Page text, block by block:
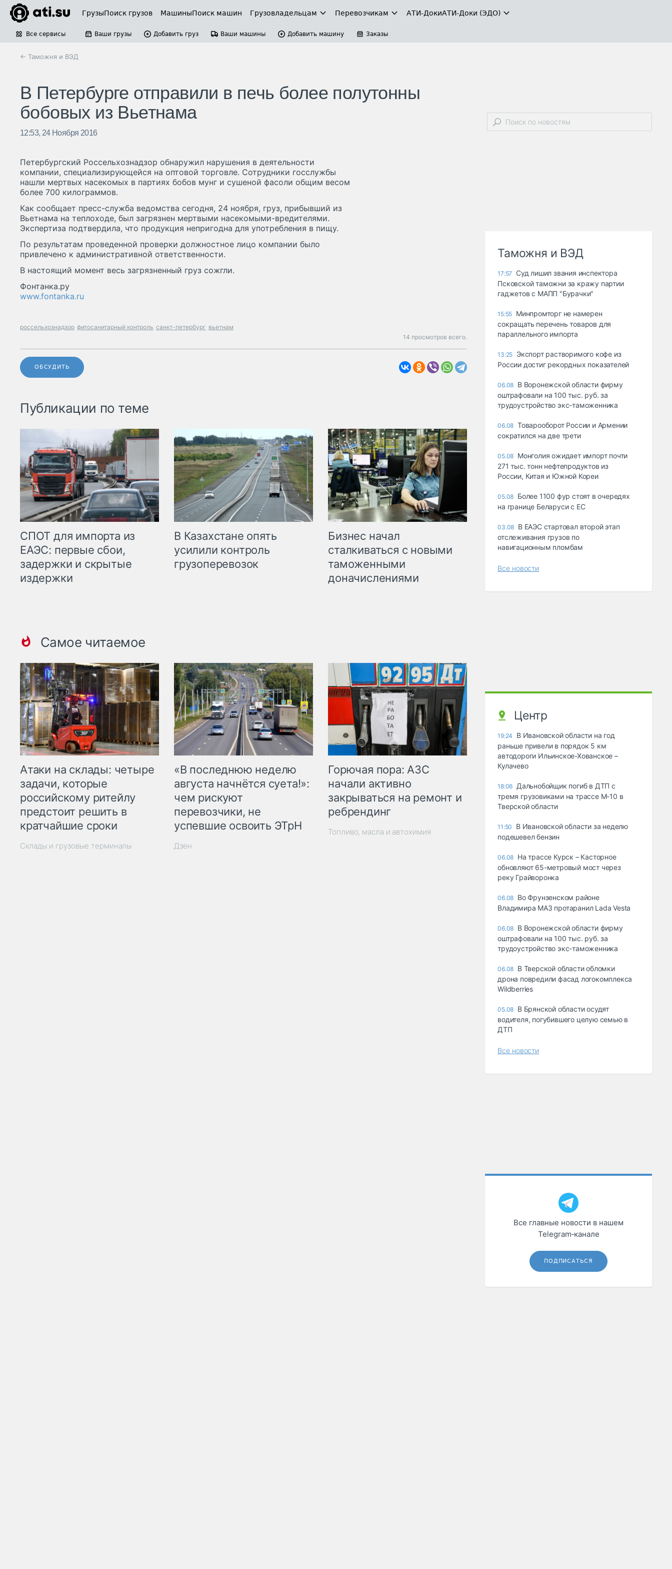
ГрузыПоиск грузов МашиныПоиск машин Грузовладельцам Перевозчикам АТИ-ДокиАТИ-Доки (ЭДО)
Все сервисы Ваши грузы Добавить груз Ваши машины Добавить машину Заказы
← Таможня и ВЭД
В Петербурге отправили в печь более полутонны
бобовых из Вьетнама
12:53, 24 Ноября 2016
Петербургский Россельхознадзор обнаружил нарушения в деятельности
компании, специализирующейся на оптовой торговле. Сотрудники госслужбы
нашли мертвых насекомых в партиях бобов мунг и сушеной фасоли общим весом
более 700 килограммов.
Как сообщает пресс-служба ведомства сегодня, 24 ноября, груз, прибывший из
Вьетнама на теплоходе, был загрязнен мертвыми насекомыми-вредителями.
Экспертиза подтвердила, что продукция непригодна для употребления в пищу.
По результатам проведенной проверки должностное лицо компании было
привлечено к административной ответственности.
В настоящий момент весь загрязненный груз сожгли.
Фонтанка.ру
www.fontanka.ru
россельхознадзор фитосанитарный контроль санкт-петербург вьетнам
14 просмотров всего.
ОБСУДИТЬ
Публикации по теме
СПОТ для импорта из
ЕАЭС: первые сбои,
задержки и скрытые
издержки
В Казахстане опять
усилили контроль
грузоперевозок
Бизнес начал
сталкиваться с новыми
таможенными
доначислениями
Самое читаемое
Атаки на склады: четыре
задачи, которые
российскому ритейлу
предстоит решить в
кратчайшие сроки
Склады и грузовые терминалы
«В последнюю неделю
августа начнётся суета!»:
чем рискуют
перевозчики, не
успевшие освоить ЭТрН
Дзен
Горючая пора: АЗС
начали активно
закрываться на ремонт и
ребрендинг
Топливо, масла и автохимия
Таможня и ВЭД
17:57
Суд лишил звания инспектора
Псковской таможни за кражу партии
гаджетов с МАПП "Бурачки"
15:55 Минпромторг не намерен
сокращать перечень товаров для
параллельного импорта
13:25 Экспорт растворимого кофе из
России достиг рекордных показателей
06.08 В Воронежской области фирму
оштрафовали на 100 тыс. руб. за
трудоустройство экс-таможенника
06.08 Товарооборот России и Армении
сократился на две трети
05.08 Монголия ожидает импорт почти
271 тыс. тонн нефтепродуктов из
России, Китая и Южной Кореи
05.08 Более 1100 фур стоят в очередях
на границе Беларуси с ЕС
03.08 В ЕАЭС стартовал второй этап
отслеживания грузов по
навигационным пломбам
Все новости
Центр
19:24
В Ивановской области на год
раньше привели в порядок 5 км
автодороги Ильинское-Хованское –
Кулачево
18:06 Дальнобойщик погиб в ДТП с
тремя грузовиками на трассе М-10 в
Тверской области
11:50
В Ивановской области за неделю
подешевел бензин
06.08 На трассе Курск – Касторное
обновляют 65-метровый мост через
реку Грайворонка
06.08 Во Фрунзенском районе
Владимира МАЗ протаранил Lada Vesta
06.08 В Воронежской области фирму
оштрафовали на 100 тыс. руб. за
трудоустройство экс-таможенника
06.08 В Тверской области обломки
дрона повредили фасад логокомплекса
Wildberries
05.08 В Брянской области осудят
водителя, погубившего целую семью в
ДТП
Все новости
Все главные новости в нашем
Telegram‑канале
ПОДПИСАТЬСЯ